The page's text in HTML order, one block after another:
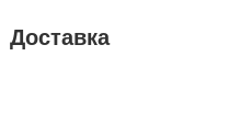
Доставка